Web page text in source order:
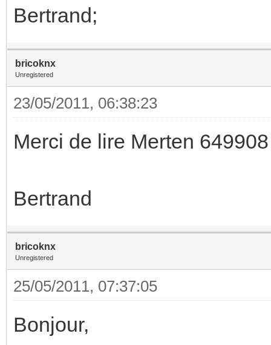
Bertrand;
bricoknx
Unregistered
23/05/2011, 06:38:23
Merci de lire Merten 649908
Bertrand
bricoknx
Unregistered
25/05/2011, 07:37:05
Bonjour,